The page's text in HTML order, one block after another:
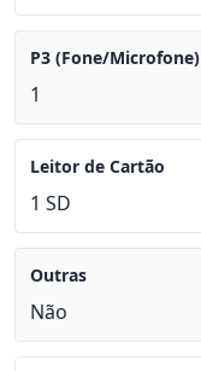
P3 (Fone/Microfone)
1
Leitor de Cartão
1 SD
Outras
Não